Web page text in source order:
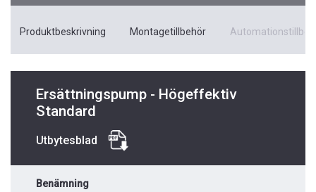
Produktbeskrivning Montagetillbehör
Ersättningspump - Högeffektiv
Standard
Utbytesblad
Benämning